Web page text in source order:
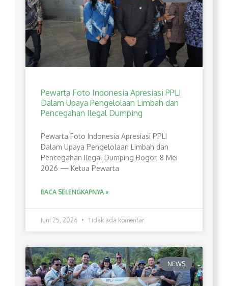
Pewarta Foto Indonesia Apresiasi PPLI
Dalam Upaya Pengelolaan Limbah dan
Pencegahan Ilegal Dumping
Pewarta Foto Indonesia Apresiasi PPLI
Dalam Upaya Pengelolaan Limbah dan
Pencegahan Ilegal Dumping Bogor, 8 Mei
2026 — Ketua Pewarta
BACA SELENGKAPNYA »
Juni 25, 2026 Tidak ada komentar
NEWS